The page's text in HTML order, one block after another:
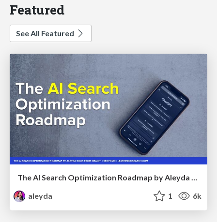
Featured
See All Featured
The AI Search Optimization Roadmap by Aleyda Solis
aleyda
1 6k